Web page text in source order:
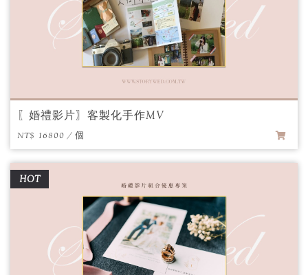
〖婚禮影片〗客製化手作MV
NT$ 16800 / 個
HOT